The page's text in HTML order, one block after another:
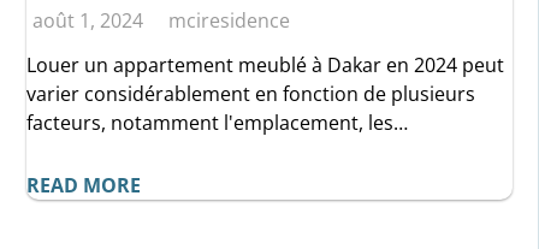
août 1, 2024
mciresidence
Louer un appartement meublé à Dakar en 2024 peut
varier considérablement en fonction de plusieurs
facteurs, notamment l'emplacement, les
marché et en suivant les conseils mentionnés dans
cet article, vous pouvez trouver un logement qui
READ MORE